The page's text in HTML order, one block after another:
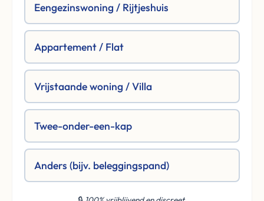
Eengezinswoning / Rijtjeshuis
Appartement / Flat
Vrijstaande woning / Villa
Twee-onder-een-kap
Anders (bijv. beleggingspand)